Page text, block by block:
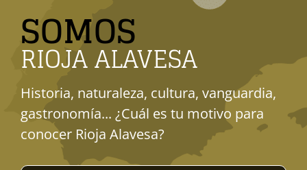
SOMOS
RIOJA ALAVESA
Historia, naturaleza, cultura, vanguardia,
gastronomía... ¿Cuál es tu motivo para
conocer Rioja Alavesa?